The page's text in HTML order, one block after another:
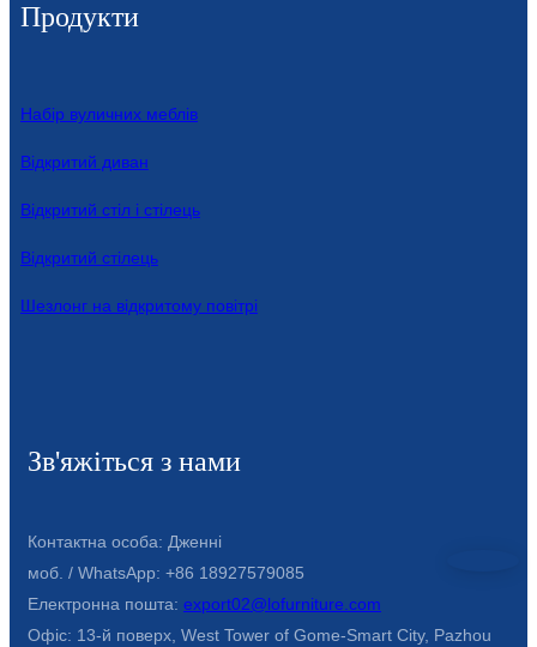
Продукти
Набір вуличних меблів
Відкритий диван
Відкритий стіл і стілець
Відкритий стілець
Шезлонг на відкритому повітрі
Зв'яжіться з нами
Контактна особа: Дженні
моб. / WhatsApp: +86 18927579085
Електронна пошта: export02@lofurniture.com
Офіс: 13-й поверх, West Tower of Gome-Smart City, Pazhou